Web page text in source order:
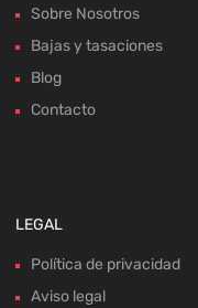
Sobre Nosotros
Bajas y tasaciones
Blog
Contacto
LEGAL
Política de privacidad
Aviso legal